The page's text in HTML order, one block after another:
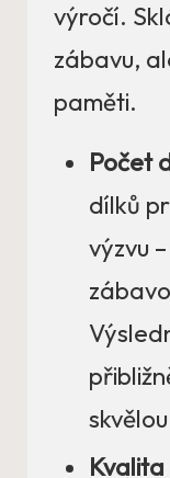
výročí.
zábavu,
paměti.
Počet
dílků
výzvu